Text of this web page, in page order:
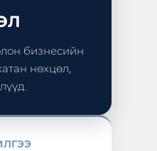
бизнесийн
нөхцөл,